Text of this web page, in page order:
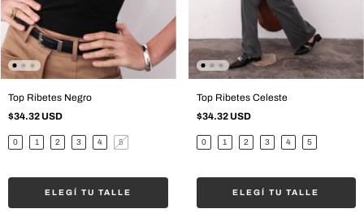
Top Ribetes Negro
$34.32 USD
0 1 2 3 4 5
ELEGÍ TU TALLE
Top Ribetes Celeste
$34.32 USD
0 1 2 3 4 5
ELEGÍ TU TALLE